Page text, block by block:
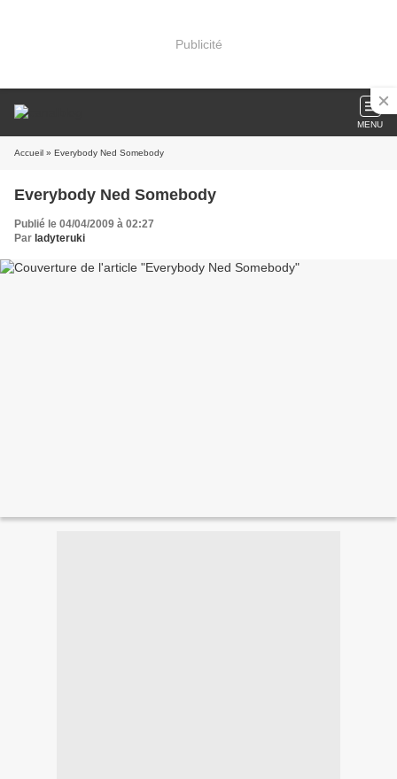
Publicité
MENU
Accueil » Everybody Ned Somebody
Everybody Ned Somebody
Publié le 04/04/2009 à 02:27
Par ladyteruki